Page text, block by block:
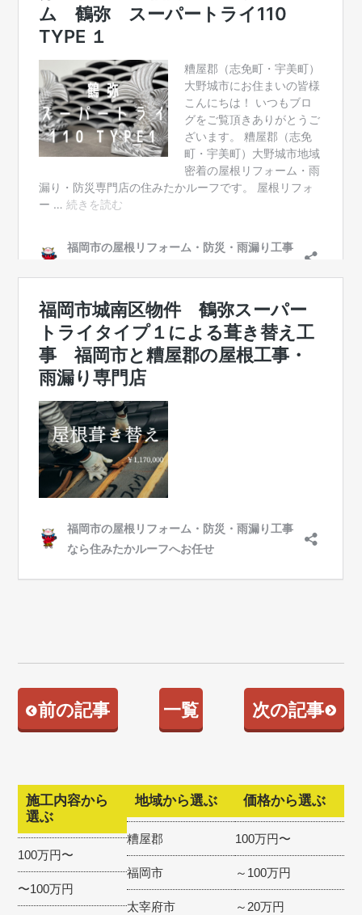
前の記事 一覧 次の記事
施工内容から
選ぶ
100万円〜
〜100万円
地域から選ぶ
糟屋郡
福岡市
太宰府市
価格から選ぶ
100万円〜
～100万円
～20万円